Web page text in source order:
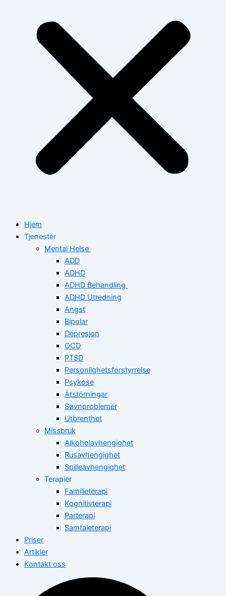
Hjem
Tjenester
Mental Helse
ADD
ADHD
ADHD Behandling
ADHD Utredning
Angst
Bipolar
Depresjon
OCD
PTSD
Personlighetsforstyrrelse
Psykose
Ätstörningar
Søvnproblemer
Utbrenthet
Missbruk
Alkoholavhengighet
Rusavhengighet
Spilleavhengighet
Terapier
Familieterapi
Kognitivterapi
Parterapi
Samtaleterapi
Priser
Artikler
Kontakt oss